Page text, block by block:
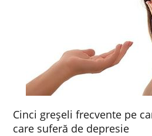
Cinci greşeli frecvente pe
care suferă de depresie